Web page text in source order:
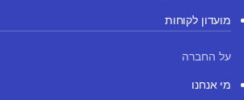
מועדון לקוחות
על החברה
מי אנחנו